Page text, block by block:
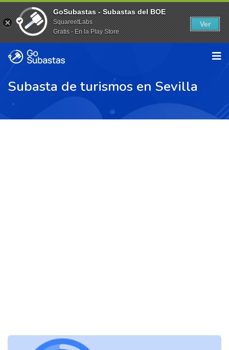
Subasta de turismos en Sevilla
GoSubastas - Subastas del BOE
SquareetLabs
Gratis - En la Play Store
Ver